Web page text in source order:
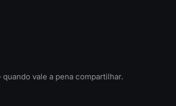
vale a pena compartilhar.